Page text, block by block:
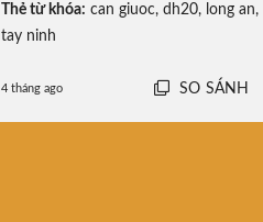
Thẻ từ khóa: can giuoc, dh20, long an,
tay ninh
4 tháng ago SO SÁNH